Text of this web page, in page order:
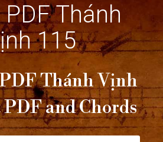
Thánh
115
Thánh Vịnh
PDF and Chords